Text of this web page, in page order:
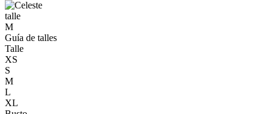
talle
M
Guía de talles
Talle
XS
S
M
L
XL